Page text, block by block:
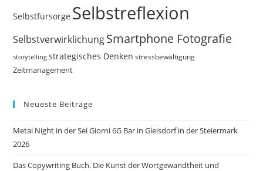
Selbstfürsorge Selbstreflexion
SelbstverwirklichungSmartphone Fotografie
storytelling strategisches Denken stressbewältigung
Zeitmanagement
Neueste Beiträge
Metal Night in der Sei Giorni 6G Bar in Gleisdorf in der Steiermark
2026
Das Copywriting Buch. Die Kunst der Wortgewandtheit und